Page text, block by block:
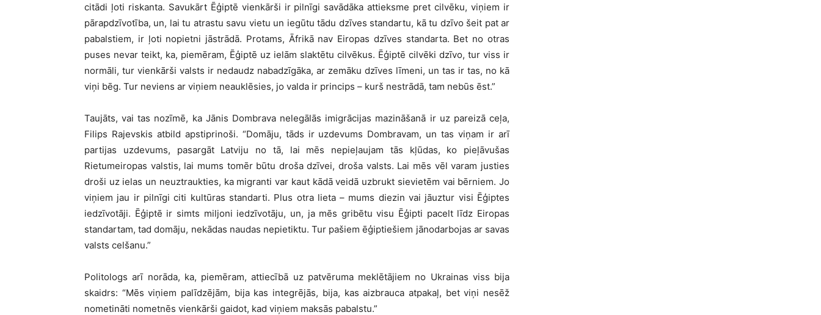
citādi ļoti riskanta. Savukārt Ēģiptē vienkārši ir pilnīgi savādāka attieksme pret cilvēku, viņiem ir
pārapdzīvotība, un, lai tu atrastu savu vietu un iegūtu tādu dzīves standartu, kā tu dzīvo šeit pat ar
pabalstiem, ir ļoti nopietni jāstrādā. Protams, Āfrikā nav Eiropas dzīves standarta. Bet no otras
puses nevar teikt, ka, piemēram, Ēģiptē uz ielām slaktētu cilvēkus. Ēģiptē cilvēki dzīvo, tur viss ir
normāli, tur vienkārši valsts ir nedaudz nabadzīgāka, ar zemāku dzīves līmeni, un tas ir tas, no kā
viņi bēg. Tur neviens ar viņiem neauklēsies, jo valda ir princips – kurš nestrādā, tam nebūs ēst.”
Taujāts, vai tas nozīmē, ka Jānis Dombrava nelegālās imigrācijas mazināšanā ir uz pareizā ceļa,
Filips Rajevskis atbild apstiprinoši. “Domāju, tāds ir uzdevums Dombravam, un tas viņam ir arī
partijas uzdevums, pasargāt Latviju no tā, lai mēs nepieļaujam tās kļūdas, ko pieļāvušas
Rietumeiropas valstis, lai mums tomēr būtu droša dzīvei, droša valsts. Lai mēs vēl varam justies
droši uz ielas un neuztraukties, ka migranti var kaut kādā veidā uzbrukt sievietēm vai bērniem. Jo
viņiem jau ir pilnīgi citi kultūras standarti. Plus otra lieta – mums diezin vai jāuztur visi Ēģiptes
iedzīvotāji. Ēģiptē ir simts miljoni iedzīvotāju, un, ja mēs gribētu visu Ēģipti pacelt līdz Eiropas
standartam, tad domāju, nekādas naudas nepietiktu. Tur pašiem ēģiptiešiem jānodarbojas ar savas
valsts celšanu.”
Politologs arī norāda, ka, piemēram, attiecībā uz patvēruma meklētājiem no Ukrainas viss bija
skaidrs: “Mēs viņiem palīdzējām, bija kas integrējās, bija, kas aizbrauca atpakaļ, bet viņi nesēž
nometināti nometnēs vienkārši gaidot, kad viņiem maksās pabalstu.”